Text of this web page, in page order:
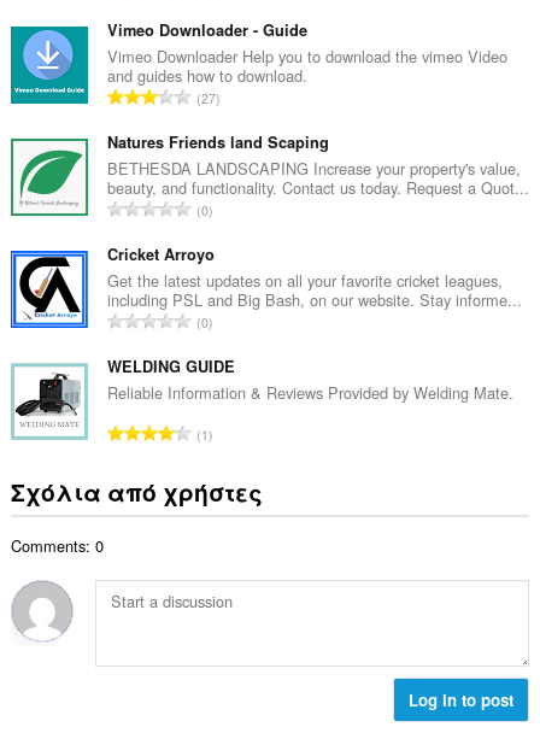
ν
ο
λ
ο
α
θ
μ
ο
λ
ο
γ
ή
ε
ω
:
Vimeo Downloader - Guide
Vimeo Downloader Help you to download the vimeo Video
and guides how to download.
Σ
ν
ο
λ
ο
α
θ
μ
ο
λ
ο
ή
ε
ω
27
Natures Friends land Scaping
BETHESDA LANDSCAPING Increase your property's value,
beauty, and functionality. Contact us today. Request a Quot...
Σ
ν
ο
λ
ο
α
θ
μ
ο
ο
γ
ε
:
0
Cricket Arroyo
Get the latest updates on all your favorite cricket leagues,
including PSL and Big Bash, on our website. Stay informe...
Σ
ν
ο
ο
α
θ
λ
ο
0
WELDING GUIDE
Reliable Information & Reviews Provided by Welding Mate.
Σ
ο
β
α
ο
1
Σχόλια από χρήστες
Comments: 0
Log in to post